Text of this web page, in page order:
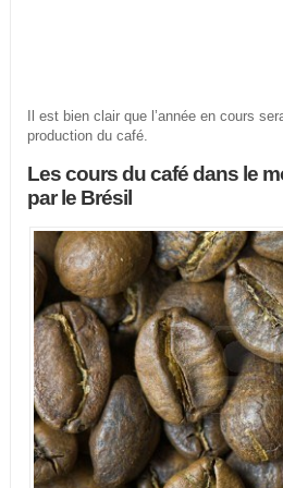
Il est bien clair que l’année en cours
production du café.
Les cours du café dans le
par le Brésil